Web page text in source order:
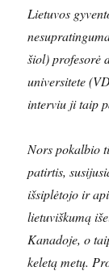
Lietuvos
šiol) profesorė
universitete
interviu ji taip
Nors pokalbio
patirtis,
išsiplėtojo ir
lietuviškumą
Kanadoje, o
keletą metų.